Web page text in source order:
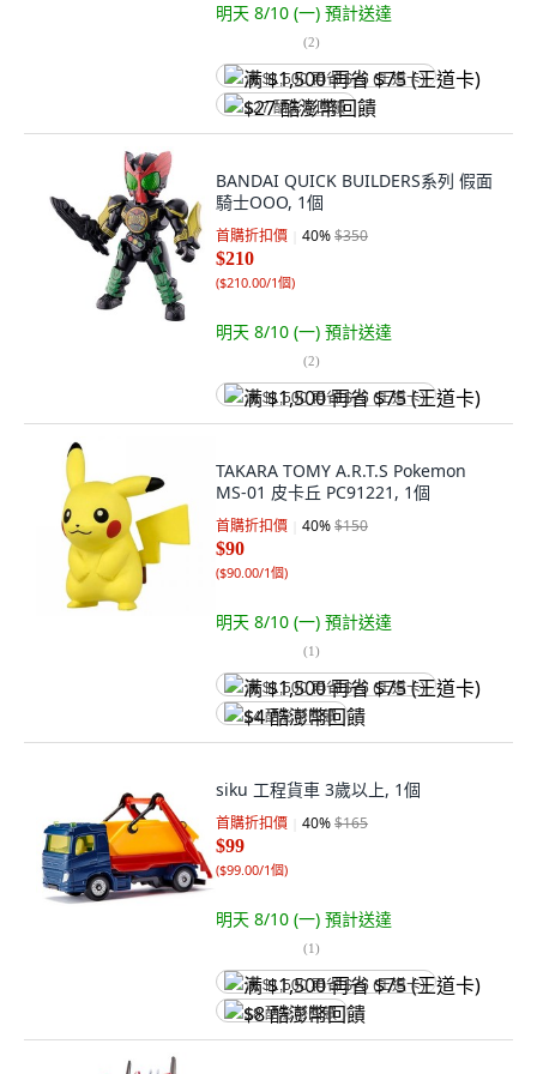
明天 8/10 (一) 預計送達
(2)
满 $1,500 再省 $75 (王道卡)
$27 酷澎幣回饋
BANDAI QUICK BUILDERS系列 假面
騎士OOO, 1個
首購折扣價 40%$350
$210
($210.00/1個)
明天 8/10 (一) 預計送達
(2)
满 $1,500 再省 $75 (王道卡)
TAKARA TOMY A.R.T.S Pokemon
MS-01 皮卡丘 PC91221, 1個
首購折扣價 40%$150
$90
($90.00/1個)
明天 8/10 (一) 預計送達
(1)
满 $1,500 再省 $75 (王道卡)
$4 酷澎幣回饋
siku 工程貨車 3歲以上, 1個
首購折扣價 40%$165
$99
($99.00/1個)
明天 8/10 (一) 預計送達
(1)
满 $1,500 再省 $75 (王道卡)
$8 酷澎幣回饋